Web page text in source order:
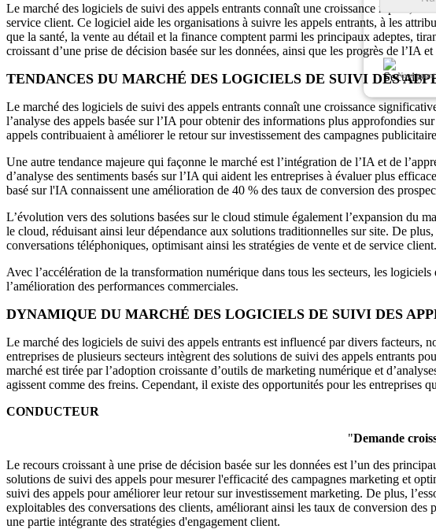
Nous
Le marché des logiciels de suivi des appels entrants connaît une croissance rapide,
service client. Ce logiciel aide les organisations à suivre les appels entrants, à les
que la santé, la vente au détail et la finance comptent parmi les principaux adeptes,
croissant d’une prise de décision basée sur les données, ainsi que les progrès de l’IA
TENDANCES DU MARCHÉ DES LOGICIELS DE SUIVI DES
Le marché des logiciels de suivi des appels entrants connaît une croissance
l’analyse des appels basée sur l’IA pour obtenir des informations plus approfondies
appels contribuaient à améliorer le retour sur investissement des campagnes
Une autre tendance majeure qui façonne le marché est l’intégration de l’IA et de
d’analyse des sentiments basés sur l’IA qui aident les entreprises à évaluer plus
basé sur l'IA connaissent une amélioration de 40 % des taux de conversion des
L’évolution vers des solutions basées sur le cloud stimule également l’expansion du
le cloud, réduisant ainsi leur dépendance aux solutions traditionnelles sur site. De
conversations téléphoniques, optimisant ainsi les stratégies de vente et de service client.
Avec l’accélération de la transformation numérique dans tous les secteurs, les
l’amélioration des performances commerciales.
DYNAMIQUE DU MARCHÉ DES LOGICIELS DE SUIVI DES
Le marché des logiciels de suivi des appels entrants est influencé par divers facteurs,
entreprises de plusieurs secteurs intègrent des solutions de suivi des appels entrants
marché est tirée par l’adoption croissante d’outils de marketing numérique et
agissent comme des freins. Cependant, il existe des opportunités pour les entreprises
CONDUCTEUR
"Demande
Le recours croissant à une prise de décision basée sur les données est l’un des
solutions de suivi des appels pour mesurer l'efficacité des campagnes marketing et
suivi des appels pour améliorer leur retour sur investissement marketing. De plus,
exploitables des conversations des clients, améliorant ainsi les taux de conversion
une partie intégrante des stratégies d'engagement client.